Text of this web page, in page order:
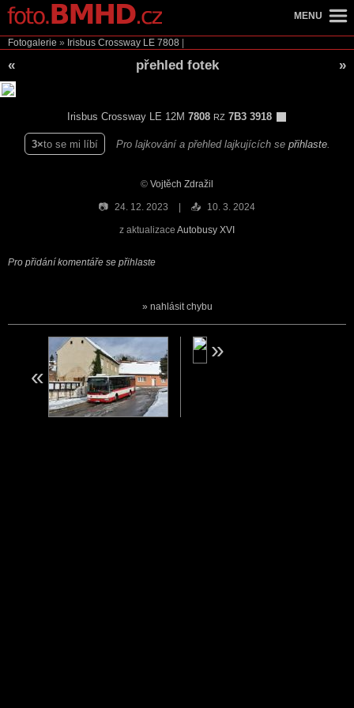
Fotogalerie » Irisbus Crossway LE 7808
« přehled fotek »
Irisbus Crossway LE 12M 7808 RZ 7B3 3918
3 to se mi líbí Pro lajkování a přehled lajkujících se přihlaste.
© Vojtěch Zdražil
📷 24. 12. 2023 📤 10. 3. 2024
z aktualizace Autobusy XVI
Pro přidání komentáře se přihlaste
nahlásit chybu
MENU